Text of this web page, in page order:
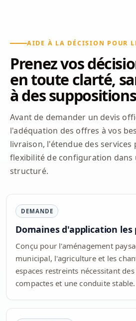
AIDE À LA DÉCISION POUR
Prenez vos
en toute clarté,
à des suppositions
Avant de demander un devis
l'adéquation des offres à vos
livraison, l'étendue des services
flexibilité de configuration dans
structuré.
DEMANDE
Domaines d'application les
Conçu pour l'aménagement
municipal, l'agriculture et les
espaces restreints nécessitant
compactes et une conduite stable.